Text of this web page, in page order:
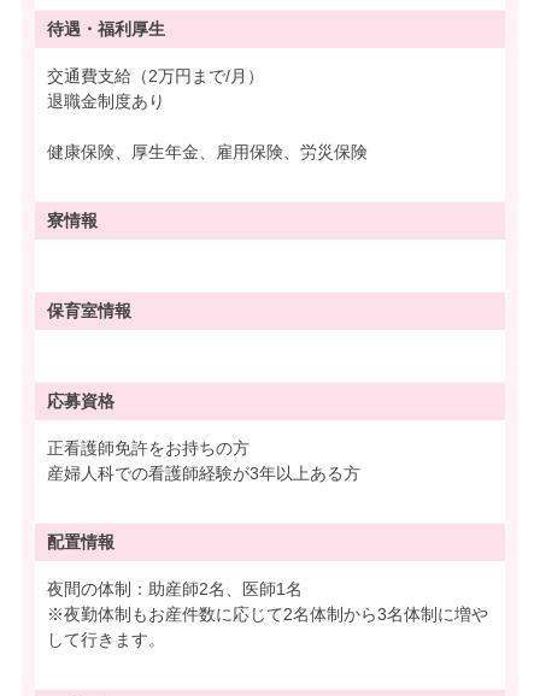
待遇・ 福利厚生
交通費支給（2万円まで/月）
退職金制度あり
健康保険、厚生年金、雇用保険、労災保険
寮情報
保育室情報
応募資格
正看護師免許をお持ちの方
産婦人科での看護師経験が3年以上ある方
配置情報
夜間の体制：助産師2名、医師1名
※夜勤体制もお産件数に応じて2名体制から3名体制に増や
して行きます。